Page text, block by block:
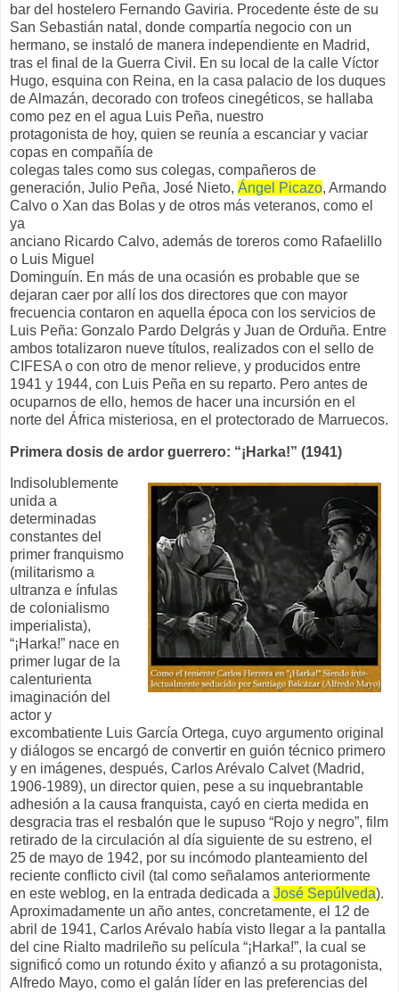
bar del hostelero Fernando Gaviria. Procedente éste de su
San Sebastián natal, donde compartía negocio con un
hermano, se instaló de manera independiente en Madrid,
tras el final de la Guerra Civil. En su local de la calle Víctor
Hugo, esquina con Reina, en la casa palacio de los duques
de Almazán, decorado con trofeos cinegéticos, se hallaba
como pez en el agua Luis Peña, nuestro
protagonista de hoy, quien se reunía a escanciar y vaciar
copas en compañía de
colegas tales como sus colegas, compañeros de
generación, Julio Peña, José Nieto, Ángel Picazo, Armando
Calvo o Xan das Bolas y de otros más veteranos, como el
ya
anciano Ricardo Calvo, además de toreros como Rafaelillo
o Luis Miguel
Dominguín. En más de una ocasión es probable que se
dejaran caer por allí los dos directores que con mayor
frecuencia contaron en aquella época con los servicios de
Luis Peña: Gonzalo Pardo Delgrás y Juan de Orduña. Entre
ambos totalizaron nueve títulos, realizados con el sello de
CIFESA o con otro de menor relieve, y producidos entre
1941 y 1944, con Luis Peña en su reparto. Pero antes de
ocuparnos de ello, hemos de hacer una incursión en el
norte del África misteriosa, en el protectorado de Marruecos.
Primera dosis de ardor guerrero: “¡Harka!” (1941)
Indisolublemente
unida a
determinadas
constantes del
primer franquismo
(militarismo a
ultranza e ínfulas
de colonialismo
imperialista),
“¡Harka!” nace en
primer lugar de la
calenturienta
imaginación del
actor y
excombatiente Luis García Ortega, cuyo argumento original
y diálogos se encargó de convertir en guión técnico primero
y en imágenes, después, Carlos Arévalo Calvet (Madrid,
1906-1989), un director quien, pese a su inquebrantable
adhesión a la causa franquista, cayó en cierta medida en
desgracia tras el resbalón que le supuso “Rojo y negro”, film
retirado de la circulación al día siguiente de su estreno, el
25 de mayo de 1942, por su incómodo planteamiento del
reciente conflicto civil (tal como señalamos anteriormente
en este weblog, en la entrada dedicada a José Sepúlveda).
Aproximadamente un año antes, concretamente, el 12 de
abril de 1941, Carlos Arévalo había visto llegar a la pantalla
del cine Rialto madrileño su película “¡Harka!”, la cual se
significó como un rotundo éxito y afianzó a su protagonista,
Alfredo Mayo, como el galán líder en las preferencias del